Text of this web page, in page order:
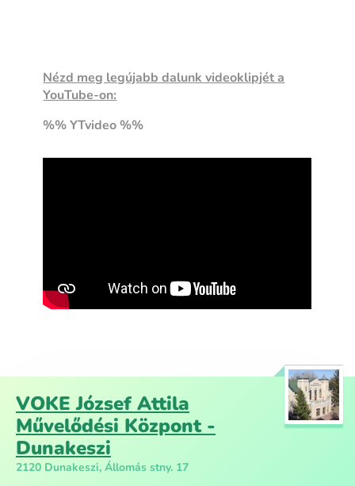
Nézd meg legújabb dalunk videoklipjét a
YouTube-on:
%% YTvideo %%
VOKE József Attila
Művelődési Központ -
Dunakeszi
2120 Dunakeszi, Állomás stny. 17